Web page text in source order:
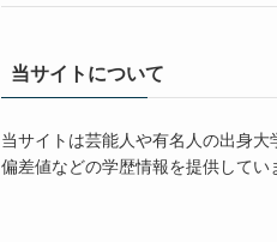
当サイトについて
当サイトは芸能人や有名人の出身大
偏差値などの学歴情報を提供してい